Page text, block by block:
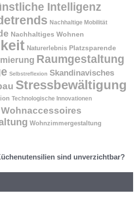
Intelligenz
Nachhaltige Mobilität
Nachhaltiges Wohnen
Naturerlebnis Platzsparende
Raumgestaltung
Selbstreflexion Skandinavisches
Stressbewältigung
Technologische Innovationen
Wohnaccessoires
Wohnzimmergestaltung
sind unverzichtbar?